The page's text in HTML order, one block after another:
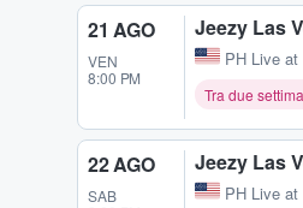
21 AGO
VEN
8:00 PM
Jeezy Las
PH Live
Tra due
22 AGO
SAB
Jeezy Las
PH Live